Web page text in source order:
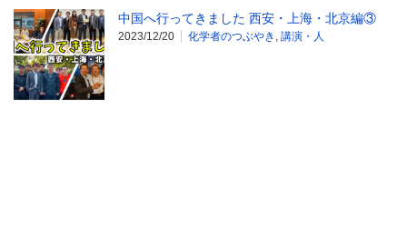
中国へ行ってきました 西安・上海・北京編③
2023/12/20 化学者のつぶやき 講演・人